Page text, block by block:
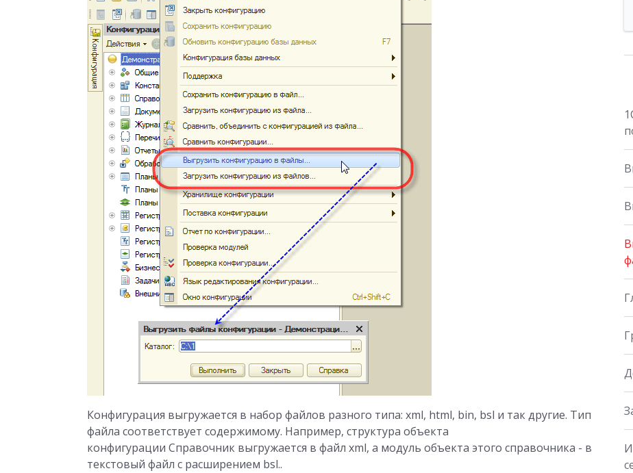
Конфигурация выгружается в набор файлов разного типа: xml, html, bin, bsl и так другие. Тип
файла соответствует содержимому. Например, структура объекта
конфигурации Справочник выгружается в файл xml, а модуль объекта этого справочника - в
текстовый файл с расширением bsl..